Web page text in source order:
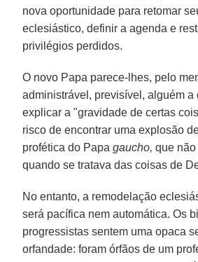
nova oportunidade para retomar
eclesiástico, definir a agenda e
privilégios perdidos.
O novo Papa parece-lhes, pelo
administrável, previsível, alguém a
explicar a "gravidade de certas
risco de encontrar uma explosão
profética do Papagaucho, que
quando se tratava das coisas de
No entanto, a remodelação
será pacífica nem automática. Os
progressistas sentem uma opaca
orfandade: foram órfãos de um